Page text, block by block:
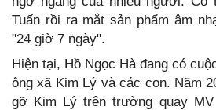
Tuấn rồi ra mắt sản phẩm âm
"24 giờ 7 ngày".
Hiện tại, Hồ Ngọc Hà đang có
ông xã Kim Lý và các con. Năm
gỡ Kim Lý trên trường quay